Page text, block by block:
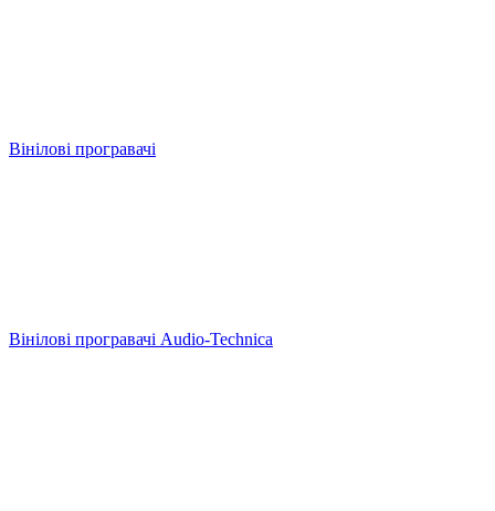
Вінілові програвачі
Вінілові програвачі Audio-Technica